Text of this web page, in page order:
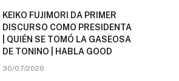
KEIKO FUJIMORI DA PRIMER
DISCURSO COMO PRESIDENTA
| QUIÉN SE TOMÓ LA GASEOSA
DE TONINO | HABLA GOOD
30/07/2026